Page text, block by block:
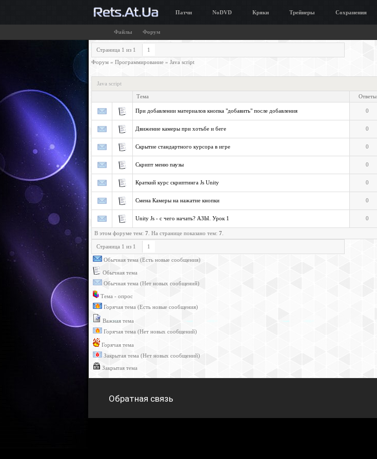
Патчи NoDVD Кряки Трейнеры Сохранения
Файлы Форум
Страница 1 из 1
1
Форум » Программирование » Java script
Java script
Тема Ответы
При добавлении материалов кнопка "добавить" после добавления 0
Движение камеры при хотьбе и беге 0
Скрытие стандартного курсора в игре 0
Скрипт меню паузы 0
Краткий курс скриптинга Js Unity 0
Смена Камеры на нажатие кнопки 0
Unity Js - с чего начать? АЗЫ. Урок 1 0
В этом форуме тем: 7 . На странице показано тем: 7
Страница 1 из 1 1
Обычная тема (Есть новые сообщения)
Обычная тема
Обычная тема (Нет новых сообщений)
Тема - опрос
Горячая тема (Есть новые сообщения)
Важная тема
Горячая тема (Нет новых сообщений)
Горячая тема
Закрытая тема (Нет новых сообщений)
Закрытая тема
Обратная связь